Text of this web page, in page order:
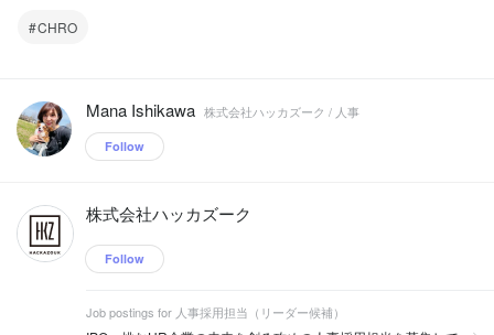
CHRO
Mana Ishikawa 株式会社ハッカズーク / 人事
Follow
株式会社ハッカズーク
Follow
Job postings for 人事採用担当（リーダー候補）